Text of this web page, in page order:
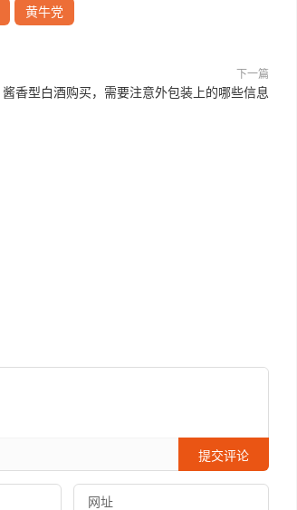
黄牛党
下一篇
酱香型白酒购买，需要注意外包装上的哪些信息
提交评论